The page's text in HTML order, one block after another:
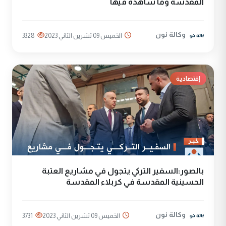
المقدسة وما شاهده فيها
وكالة نون الخميس 09 تشرين الثاني 2023 3328
إقتصادية
بالصور:السفير التركي يتجول في مشاريع العتبة
الحسينية المقدسة في كربلاء المقدسة
وكالة نون الخميس 09 تشرين الثاني 2023 3731